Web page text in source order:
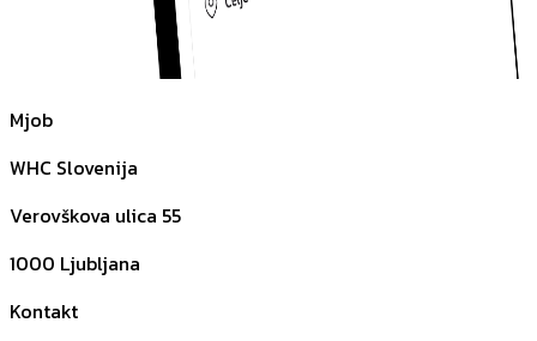
Mjob
WHC Slovenija
Verovškova ulica 55
1000 Ljubljana
Kontakt